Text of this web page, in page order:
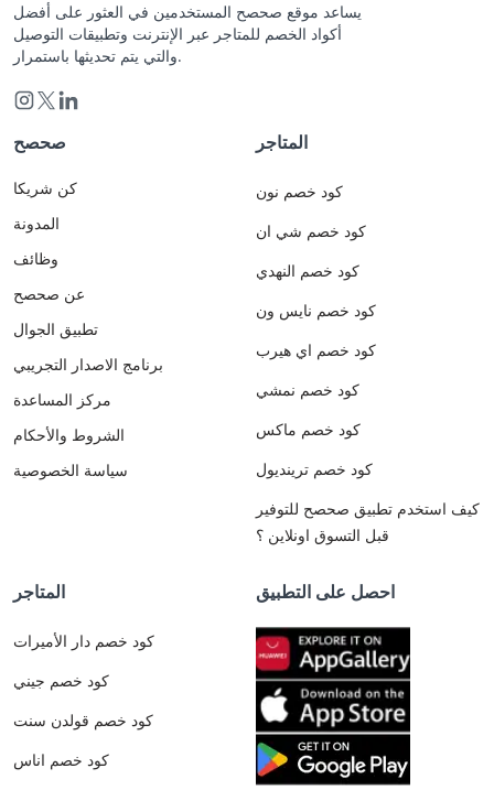
يساعد موقع صحصح المستخدمين في العثور على أفضل
أكواد الخصم للمتاجر عبر الإنترنت وتطبيقات التوصيل
والتي يتم تحديثها باستمرار.
صحصح
كن شريكا
المدونة
وظائف
عن صحصح
تطبيق الجوال
برنامج الاصدار التجريبي
مركز المساعدة
الشروط والأحكام
سياسة الخصوصية
المتاجر
كود خصم نون
كود خصم شي ان
كود خصم النهدي
كود خصم نايس ون
كود خصم اي هيرب
كود خصم نمشي
كود خصم ماكس
كود خصم ترينديول
كيف استخدم تطبيق صحصح للتوفير
قبل التسوق اونلاين ؟
المتاجر
كود خصم دار الأميرات
كود خصم جيني
كود خصم قولدن سنت
كود خصم اناس
احصل على التطبيق